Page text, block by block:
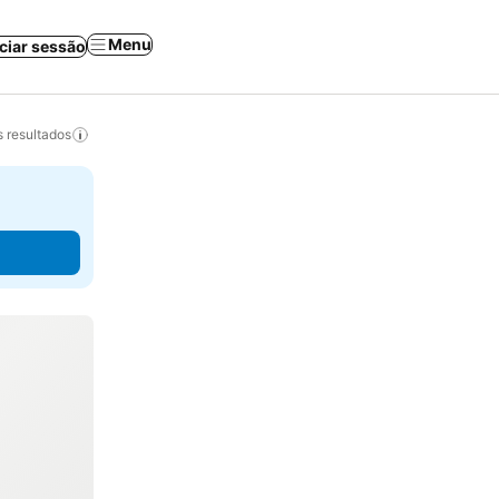
sessão Menu
resultados